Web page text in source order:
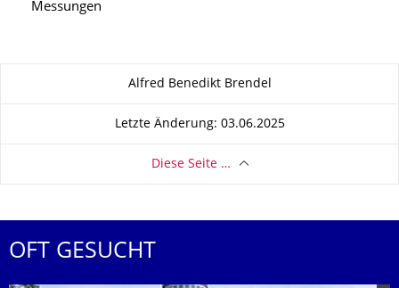
Messungen
Zu dieser SeiteAlfred Benedikt Brendel
Letzte Änderung: 03.06.2025
Diese Seite …
OFT GESUCHT